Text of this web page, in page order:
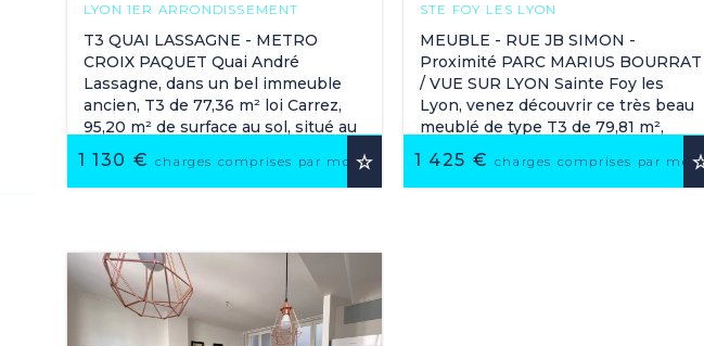
LYON 1ER ARRONDISSEMENT
77.36 M 2
1 130 € charges comprises par mois
T3 QUAI LASSAGNE - METRO
CROIX PAQUET Quai André
Lassagne, dans un bel immeuble
ancien, T3 de 77,36 m² loi Carrez,
95,20 m² de surface au sol, situé au
2ème étage avec ascenseur,
composé d'un séjour ...
STE FOY LES LYON
79.81 M2
1 425 € charges comprises par mois
MEUBLE - RUE JB SIMON -
Proximité PARC MARIUS BOURRAT
/ VUE SUR LYON Sainte Foy les
Lyon, venez découvrir ce très beau
meublé de type T3 de 79,81 m²,
situé au 6ème étage avec
ascenseur offrant une ...
AUX FAVORIS AJOUTER AUX FAVORIS